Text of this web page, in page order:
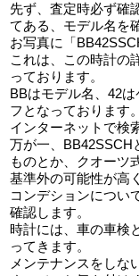
先ず、査定時必ず確
てある、モデル名を
お写真に「
これは、この時計の
っております。
BBはモデル名、42
フとなっております。
インターネットで検
万が一、BB42SSCH
ものとか、クオーツ
基準外の可能性が高
コンデションについ
確認します。
時計には、車の車検
ってきます。
メンテナンスをしな